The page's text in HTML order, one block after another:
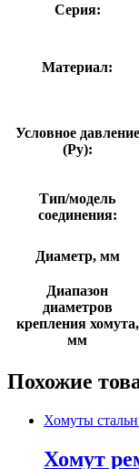
Серия:
Материал:
Условное давление
(Ру):
Тип/модель
соединения:
Диаметр, мм
Диапазон
диаметров
крепления хомута,
мм
Похожие
Хомуты
Хомут